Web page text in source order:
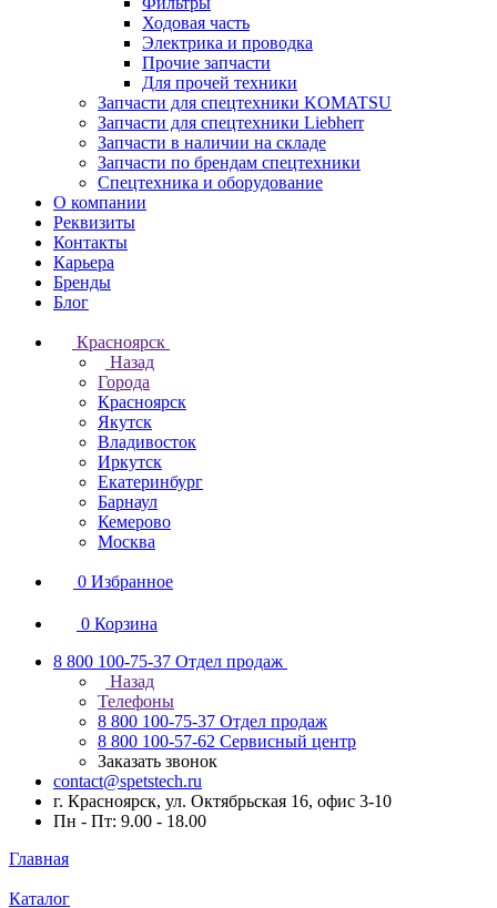
Ходовая часть
Электрика и проводка
Прочие запчасти
Для прочей техники
Запчасти для спецтехники KOMATSU
Запчасти для спецтехники Liebherr
Запчасти в наличии на складе
Запчасти по брендам спецтехники
Спецтехника и оборудование
О компании
Реквизиты
Контакты
Карьера
Бренды
Блог
Красноярск
Назад
Города
Красноярск
Якутск
Владивосток
Иркутск
Екатеринбург
Барнаул
Кемерово
Москва
0 Избранное
0 Корзина
8 800 100-75-37 Отдел продаж
Назад
Телефоны
8 800 100-75-37 Отдел продаж
8 800 100-57-62 Сервисный центр
Заказать звонок
contact@spetstech.ru
г. Красноярск, ул. Октябрьская 16, офис 3-10
Пн - Пт: 9.00 - 18.00
Главная
Каталог